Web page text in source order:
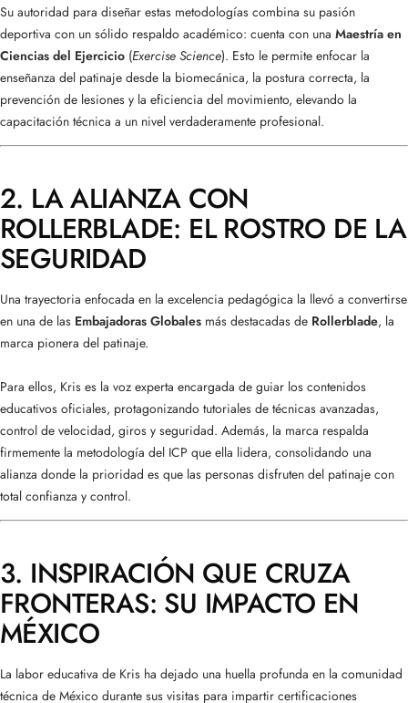
Su autoridad para diseñar estas metodologías combina su pasión
deportiva con un sólido respaldo académico: cuenta con una Maestría en
Ciencias del Ejercicio (Exercise Science). Esto le permite enfocar la
enseñanza del patinaje desde la biomecánica, la postura correcta, la
prevención de lesiones y la eficiencia del movimiento, elevando la
capacitación técnica a un nivel verdaderamente profesional.
2. LA ALIANZA CON
ROLLERBLADE: EL ROSTRO DE LA
SEGURIDAD
Una trayectoria enfocada en la excelencia pedagógica la llevó a convertirse
en una de las Embajadoras Globales más destacadas de Rollerblade, la
marca pionera del patinaje.
Para ellos, Kris es la voz experta encargada de guiar los contenidos
educativos oficiales, protagonizando tutoriales de técnicas avanzadas,
control de velocidad, giros y seguridad. Además, la marca respalda
firmemente la metodología del ICP que ella lidera, consolidando una
alianza donde la prioridad es que las personas disfruten del patinaje con
total confianza y control.
3. INSPIRACIÓN QUE CRUZA
FRONTERAS: SU IMPACTO EN
MÉXICO
La labor educativa de Kris ha dejado una huella profunda en la comunidad
técnica de México durante sus visitas para impartir certificaciones